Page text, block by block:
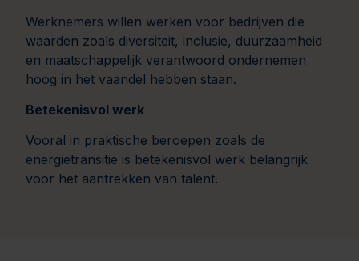
Werknemers willen werken voor bedrijven die
waarden zoals diversiteit, inclusie, duurzaamheid
en maatschappelijk verantwoord ondernemen
hoog in het vaandel hebben staan.
Betekenisvol werk
Vooral in praktische beroepen zoals de
energietransitie is betekenisvol werk belangrijk
voor het aantrekken van talent.